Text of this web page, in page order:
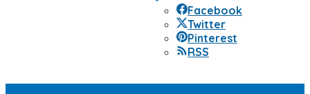
Facebook
Twitter
Pinterest
RSS